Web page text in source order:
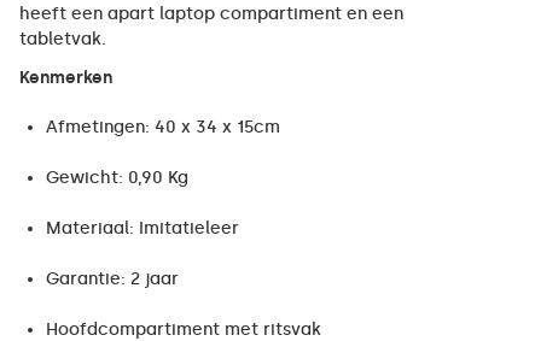
heeft een apart laptop compartiment en een
tabletvak.
Kenmerken
Afmetingen: 40 x 34 x 15cm
Gewicht: 0,90 Kg
Materiaal: Imitatieleer
Garantie: 2 jaar
Hoofdcompartiment met ritsvak